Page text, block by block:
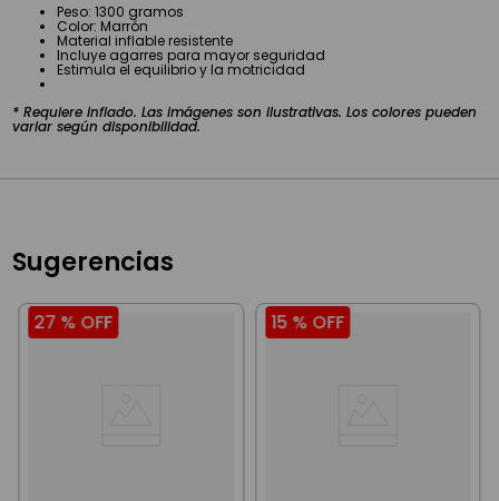
Peso: 1300 gramos
Color: Marrón
Material inflable resistente
Incluye agarres para mayor seguridad
Estimula el equilibrio y la motricidad
* Requiere inflado. Las imágenes son ilustrativas. Los colores pueden
variar según disponibilidad.
Sugerencias
27 % OFF 15 % OFF